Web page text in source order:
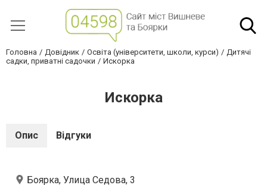
Головна Довідник Освіта (університети, школи, курси)
Дитячі
садки, приватні садочки
Искорка
Искорка
Опис Відгуки
Боярка, Улица Седова, 3